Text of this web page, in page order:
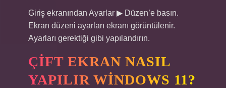
Giriş ekranından Ayarlar ▶ Düzen’e basın.
Ekran düzeni ayarları ekranı görüntülenir.
Ayarları gerektiği gibi yapılandırın.
ÇIFT EKRAN NASIL
YAPILIR WINDOWS 11?